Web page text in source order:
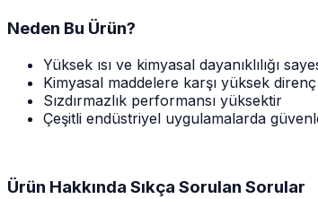
Neden Bu Ürün?
Yüksek ısı ve kimyasal dayanıklılığı
Kimyasal maddelere karşı yüksek
Sızdırmazlık performansı yüksektir
Çeşitli endüstriyel uygulamalarda
Ürün Hakkında Sıkça Sorulan Sorular